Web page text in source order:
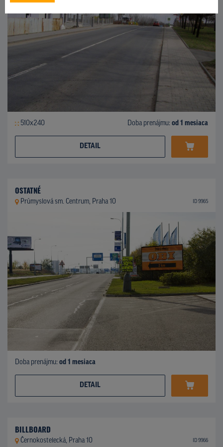
510x240 Doba prenájmu: od 1 mesiaca
DETAIL
OSTATNÉ
Průmyslová sm. Centrum, Praha 10 ID 9965
Doba prenájmu: od 1 mesiaca
DETAIL
BILLBOARD
Černokostelecká, Praha 10 ID 9966